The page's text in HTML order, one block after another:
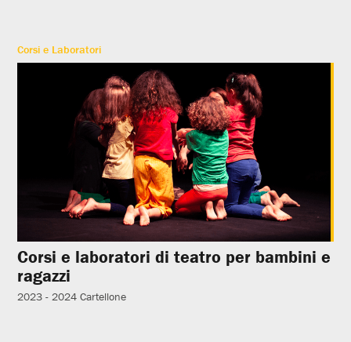
Corsi e Laboratori
Corsi e laboratori di teatro per bambini e
ragazzi
2023 - 2024 Cartellone